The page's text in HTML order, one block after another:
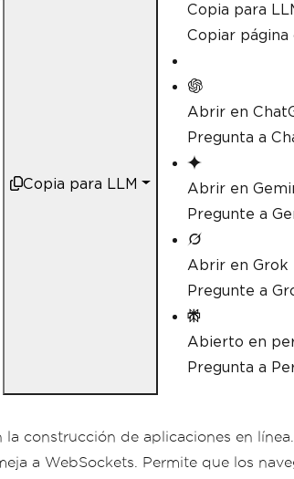
Copia para LLM
Copia para
Copiar
Abrir en
Pregunta a
Abrir en
Pregunte a
Abrir en Grok
Pregunte a
Abierto en
Pregunta a
construcción de aplicaciones en
a WebSockets. Permite que los